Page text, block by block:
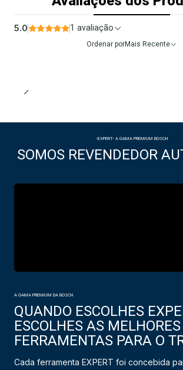
5.0 1 avaliação
Ordenar porMais Recente
-EXPERT- A GAMA PREMIUM BOSCH
SOMOS REVENDEDOR
A GAMA PREMIUM DA BOSCH
QUANDO ESCOLHES
ESCOLHES AS MELHORES
FERRAMENTAS PARA O
Cada ferramenta EXPERT foi concebida